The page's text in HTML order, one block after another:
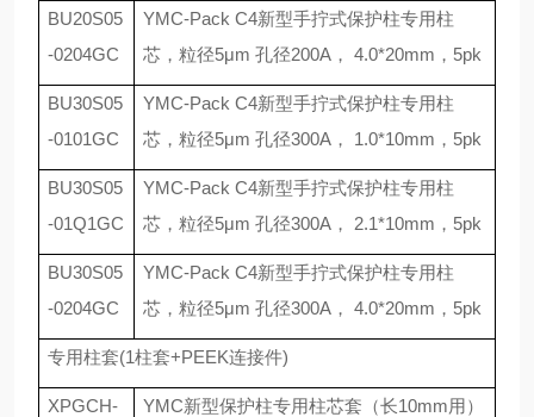
BU20S05
-0204GC
YMC-Pack C4新型手拧式保护柱专用柱
芯，粒径5μm 孔径200A ， 4.0*20mm ， 5pk
BU30S05
-0101GC
YMC-Pack C4新型手拧式保护柱专用柱
芯，粒径5μm 孔径300A ， 1.0*10mm ， 5pk
BU30S05
-01Q1GC
YMC-Pack C4新型手拧式保护柱专用柱
芯，粒径5μm 孔径300A ， 2.1*10mm ， 5pk
BU30S05
-0204GC
YMC-Pack C4新型手拧式保护柱专用柱
芯，粒径5μm 孔径300A ， 4.0*20mm ， 5pk
专用柱套(1柱套+PEEK连接件)
XPGCH-
YMC新型保护柱专用柱芯套（长10mm用）